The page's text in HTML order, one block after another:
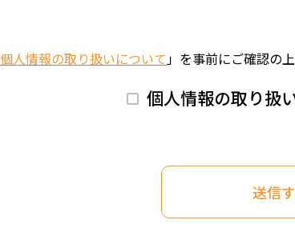
個人情報の取り扱いについて」を事前にご確認の
個人情報の取り扱